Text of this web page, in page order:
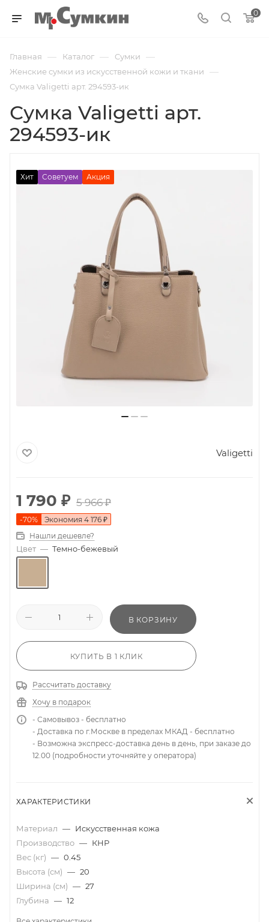
0
Главная — Каталог — Cумки —
Женские сумки из искусственной кожи и ткани —
Сумка Valigetti арт. 294593-ик
Сумка Valigetti арт.
294593-ик
Хит Советуем Акция
Valigetti
1 790 ₽ 5 966₽
-70% Экономия 4 176 ₽
Нашли дешевле?
Цвет — Темно-бежевый
В КОРЗИНУ
КУПИТЬ В 1 КЛИК
Рассчитать доставку
Хочу в подарок
- Самовывоз - бесплатно
- Доставка по г.Москве в пределах МКАД - бесплатно
- Возможна экспресс-доставка день в день, при заказе до
12.00 (подробности уточняйте у оператора)
ХАРАКТЕРИСТИКИ
Материал — Искусственная кожа
Производство — КНР
Вес (кг) — 0.45
Высота (см) — 20
Ширина (см) — 27
Глубина — 12